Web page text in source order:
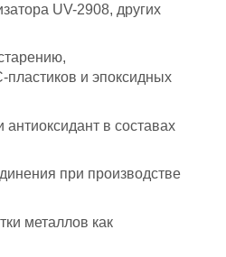
UV-2908, других
и эпоксидных
антиоксидант в составах
при производстве
металлов как